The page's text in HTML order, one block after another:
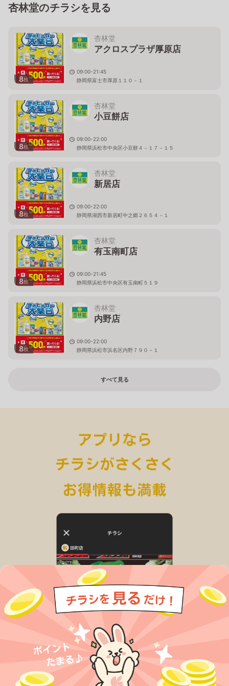
杏林堂のチラシを見る
8枚
杏林堂
アクロスプラザ厚原店
09:00-21:45
静岡県富士市厚原１１０－１
8枚
杏林堂
小豆餅店
09:00-22:00
静岡県浜松市中央区小豆餅４－１７－１５
8枚
杏林堂
新居店
09:00-22:00
静岡県湖西市新居町中之郷２６５４－１
8枚
杏林堂
有玉南町店
09:00-21:45
静岡県浜松市中央区有玉南町５１９
8枚
杏林堂
内野店
09:00-22:00
静岡県浜松市浜名区内野７９０－１
すべて見る